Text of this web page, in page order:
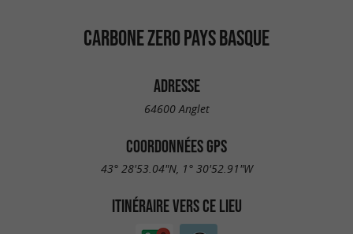
CARBONE ZERO PAYS BASQUE
ADRESSE
64600 Anglet
COORDONNÉES GPS
43° 28'53.04"N, 1° 30'52.91"W
ITINÉRAIRE VERS CE LIEU